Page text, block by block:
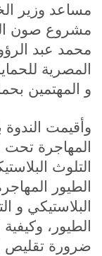
مساعد وزير
مشروع صون
محمد عبد
المصرية
و المهتمين
وأقيمت الندوة
المهاجرة
التلوث
الطيور
البلاستيكي و
الطيور،
ضرورة تقليص